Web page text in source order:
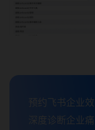
预约飞书企业
深度诊断企业